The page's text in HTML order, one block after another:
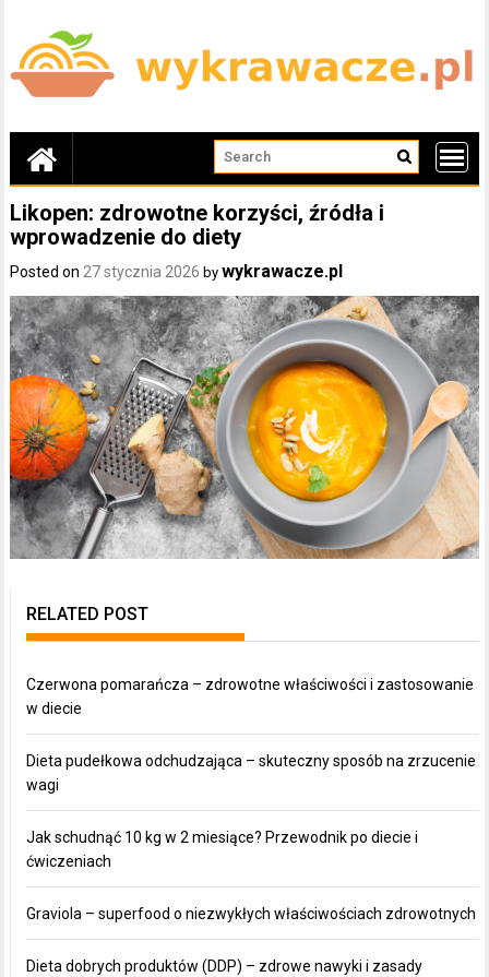
content
Likopen: zdrowotne korzyści, źródła i
wprowadzenie do diety
Posted on 27 stycznia 2026 bywykrawacze.pl
RELATED POST
Czerwona pomarańcza – zdrowotne właściwości i zastosowanie
w diecie
Dieta pudełkowa odchudzająca – skuteczny sposób na zrzucenie
wagi
Jak schudnąć 10 kg w 2 miesiące? Przewodnik po diecie i
ćwiczeniach
Graviola – superfood o niezwykłych właściwościach zdrowotnych
Dieta dobrych produktów (DDP) – zdrowe nawyki i zasady